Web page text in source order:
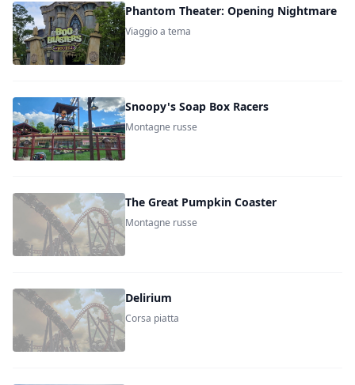
Phantom Theater: Opening Nightmare
Viaggio a tema
Snoopy's Soap Box Racers
Montagne russe
The Great Pumpkin Coaster
Montagne russe
Delirium
Corsa piatta